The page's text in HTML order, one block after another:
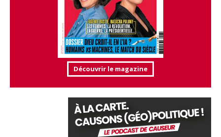
Découvrir le magazine